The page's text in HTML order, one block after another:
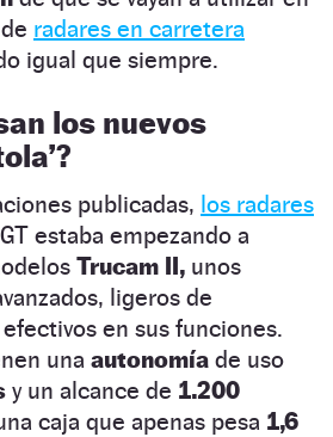
radares en carretera
igual que siempre.
los nuevos
publicadas, los radares
estaba empezando a
Trucam II, unos
ligeros de
en sus funciones.
una autonomía de uso
y un alcance de 1.200
caja que apenas pesa 1,6